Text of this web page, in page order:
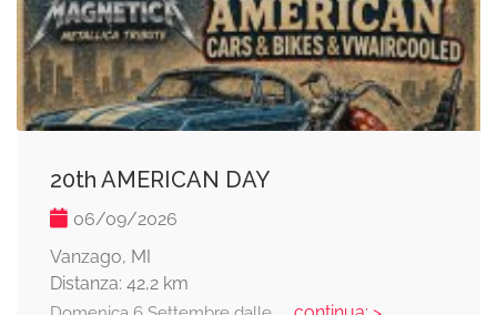
20th AMERICAN DAY
06/09/2026
Vanzago, MI
Distanza: 42,2 km